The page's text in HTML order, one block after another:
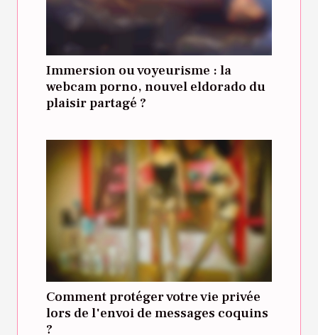
Immersion ou voyeurisme : la
webcam porno, nouvel eldorado du
plaisir partagé ?
Comment protéger votre vie privée
lors de l'envoi de messages coquins
?